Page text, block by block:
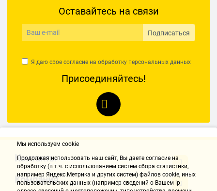
Оставайтесь на связи
Подписаться
Я даю свое согласие на обработку персональных данных
Присоединяйтесь!
Контакты
Компания
Мы используем cookie
Продолжая использовать наш cайт, Вы даете согласие на
обработку (в т.ч. с использованием систем сбора статистики,
например Яндекс.Метрика и других систем) файлов cookie, иных
пользовательских данных (например сведений о Вашем ip-